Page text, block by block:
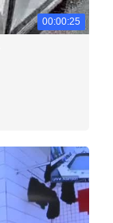
00:00:25